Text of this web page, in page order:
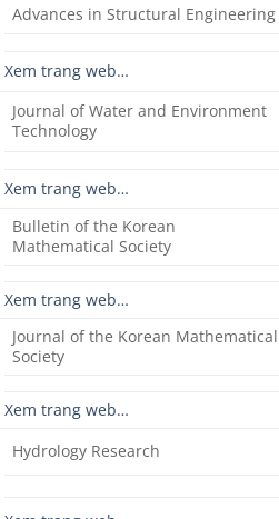
Advances in Structural Engineering
Xem trang web…
Journal of Water and Environment
Technology
Xem trang web…
Bulletin of the Korean
Mathematical Society
Xem trang web…
Journal of the Korean Mathematical
Society
Xem trang web…
Hydrology Research